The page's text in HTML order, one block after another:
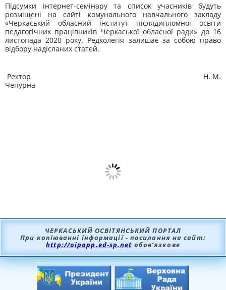
Підсумки інтернет-семінару та список учасників будуть
розміщені на сайті комунального навчального закладу
«Черкаський обласний інститут післядипломної освіти
педагогічних працівників Черкаської обласної ради» до 16
листопада 2020 року. Редколегія залишає за собою право
відбору надісланих статей.
Ректор Н. М.
Чепурна
ЧЕРКАСЬКИЙ ОСВІТЯНСЬКИЙ ПОРТАЛ
При копіюванні інформації - посилання на сайт:
http://oipopp.ed-sp.net обов’язкове